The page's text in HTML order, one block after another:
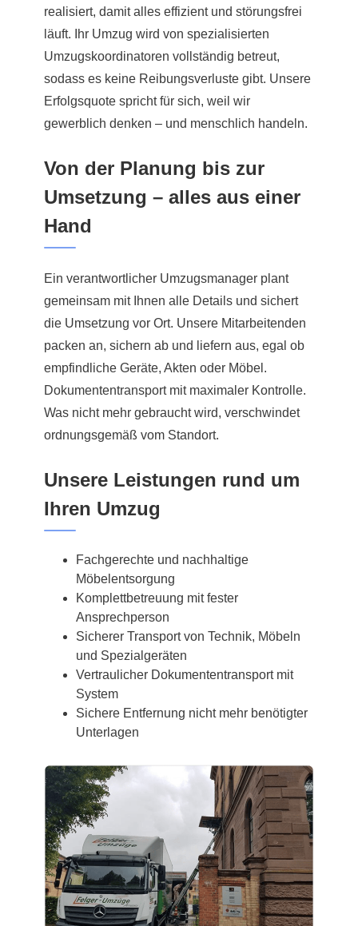
realisiert, damit alles effizient und störungsfrei
läuft. Ihr Umzug wird von spezialisierten
Umzugskoordinatoren vollständig betreut,
sodass es keine Reibungsverluste gibt. Unsere
Erfolgsquote spricht für sich, weil wir
gewerblich denken – und menschlich handeln.
Von der Planung bis zur
Umsetzung – alles aus einer
Hand
Ein verantwortlicher Umzugsmanager plant
gemeinsam mit Ihnen alle Details und sichert
die Umsetzung vor Ort. Unsere Mitarbeitenden
packen an, sichern ab und liefern aus, egal ob
empfindliche Geräte, Akten oder Möbel.
Dokumententransport mit maximaler Kontrolle.
Was nicht mehr gebraucht wird, verschwindet
ordnungsgemäß vom Standort.
Unsere Leistungen rund um
Ihren Umzug
Fachgerechte und nachhaltige
Möbelentsorgung
Komplettbetreuung mit fester
Ansprechperson
Sicherer Transport von Technik, Möbeln
und Spezialgeräten
Vertraulicher Dokumententransport mit
System
Sichere Entfernung nicht mehr benötigter
Unterlagen